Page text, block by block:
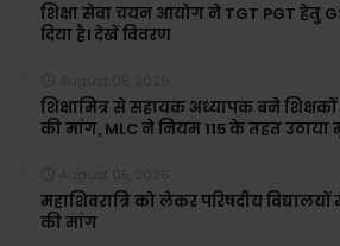
शिक्षा सेवा चयन आयोग ने TGT PGT हेतु
दिया है। देखें विवरण
शिक्षामित्र से सहायक अध्यापक बने
की मांग, MLC ने नियम 115 के तहत उठाया
महाशिवरात्रि को लेकर परिषदीय
की मांग